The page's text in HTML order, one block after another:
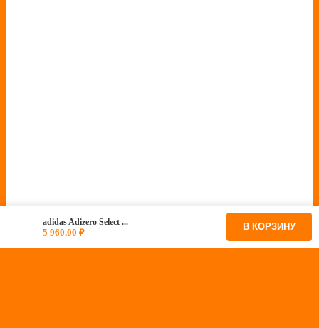
adidas Adizero Select ...
5 960.00 ₽ В КОРЗИНУ